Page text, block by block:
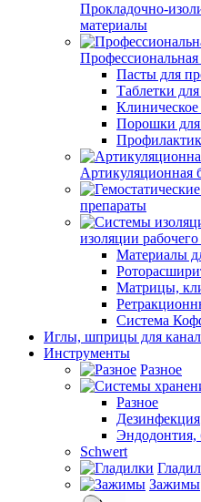
Прокладочно-
материалы
Пасты для
Таблетки
Порошки для
Артикуляционная
препараты
изоляции
Материалы
Матрицы,
Система
Иглы, шприцы для
Инструменты
Разное
Разное
Дезинфекция
Эндодонтия,
Schwert
Зажимы